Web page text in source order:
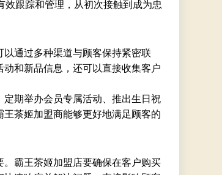
效跟踪和管理，从初次接触到成为忠
通过多种渠道与顾客保持紧密联
和新品信息，还可以直接收集客户
期举办会员专属活动、推出生日祝
茶姬加盟商能够更好地满足顾客的
霸王茶姬加盟店要确保在客户购买